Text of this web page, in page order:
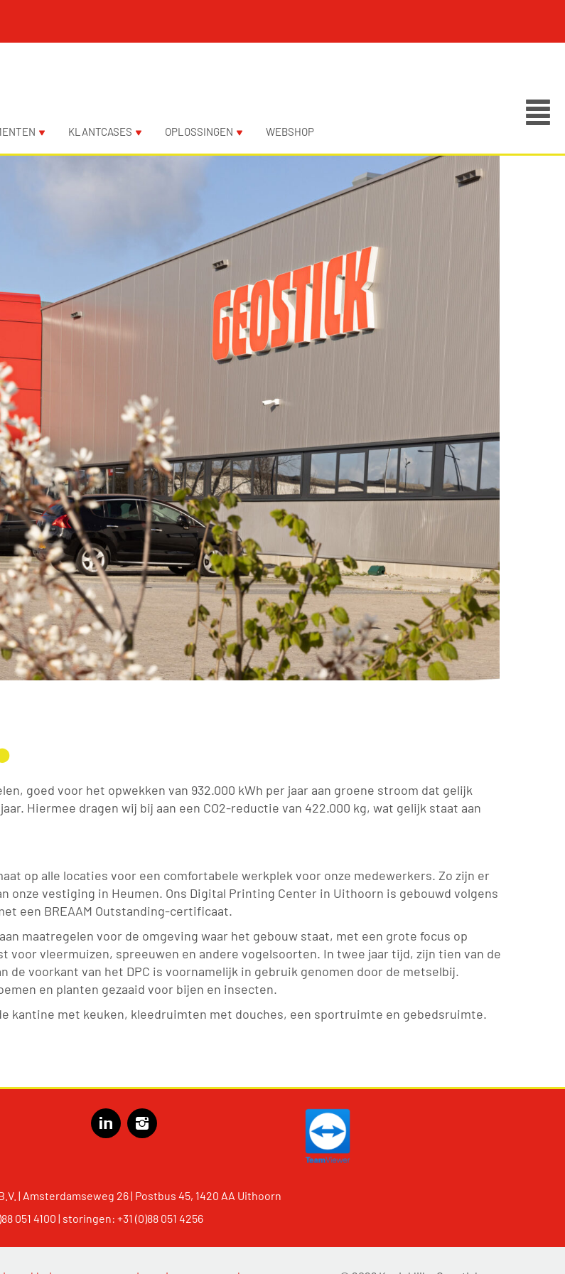
KLANTCASES OPLOSSINGEN WEBSHOP
goed voor het opwekken van 932.000 kWh per jaar aan groene stroom dat gelijk
Hiermee dragen wij bij aan een CO2-reductie van 422.000 kg, wat gelijk staat aan
op alle locaties voor een comfortabele werkplek voor onze medewerkers. Zo zijn er
vestiging in Heumen. Ons Digital Printing Center in Uithoorn is gebouwd volgens
een BREAAM Outstanding-certificaat.
maatregelen voor de omgeving waar het gebouw staat, met een grote focus op
vleermuizen, spreeuwen en andere vogelsoorten. In twee jaar tijd, zijn tien van de
voorkant van het DPC is voornamelijk in gebruik genomen door de metselbij.
en planten gezaaid voor bijen en insecten.
kantine met keuken, kleedruimten met douches, een sportruimte en gebedsruimte.
| Amsterdamseweg 26 | Postbus 45, 1420 AA Uithoorn
051 4100 | storingen: +31 (0)88 051 4256